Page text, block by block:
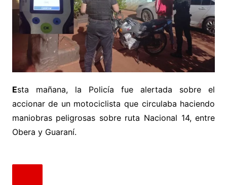
Esta mañana, la Policía fue alertada sobre el
accionar de un motociclista que circulaba haciendo
maniobras peligrosas sobre ruta Nacional 14, entre
Obera y Guaraní.